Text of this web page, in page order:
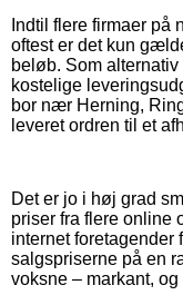
Indtil flere firmaer på
oftest er det kun
beløb. Som
kostelige
bor nær Herning,
leveret ordren til et
Det er jo i høj grad
priser fra flere online
internet
salgspriserne på en
voksne – markant,